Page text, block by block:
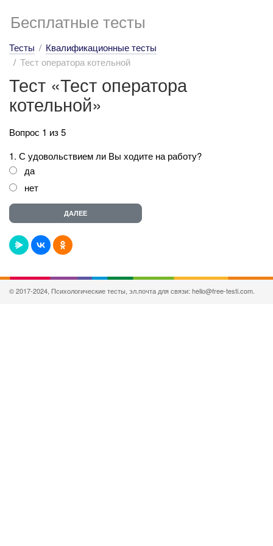
Бесплатные тесты
Тесты
Квалификационные тесты
Тест оператора котельной
Тест «Тест оператора
котельной»
Вопрос 1 из 5
1. С удовольствием ли Вы ходите на работу?
да
нет
© 2017-2024, Психологические тесты, эл.почта для связи: hello@free-testi.com.